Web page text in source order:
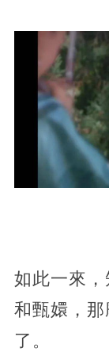
如此一來
和甄嬛，
了。